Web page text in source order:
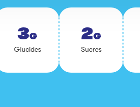
3G
Glu­cides
2G
Sucres